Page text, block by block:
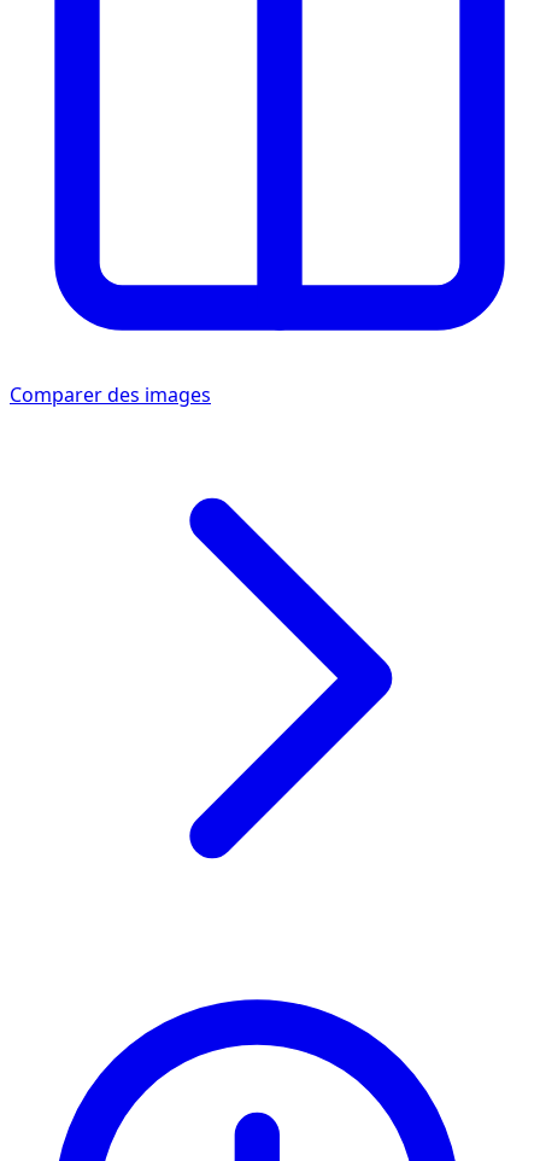
Comparer des images